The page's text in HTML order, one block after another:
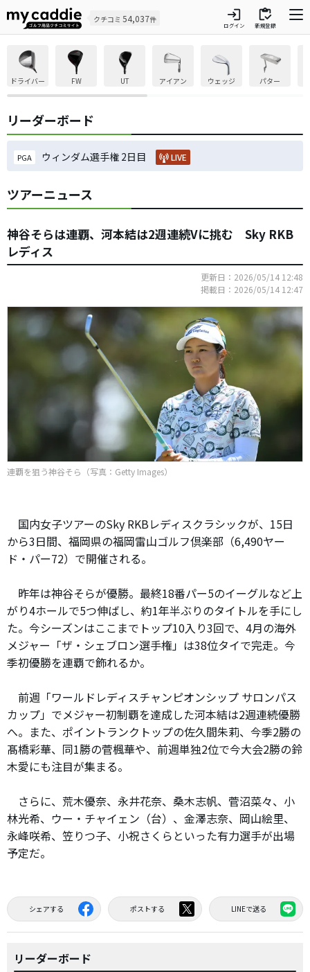
クチコミ 54,037件 login
ログイン
inventory
新規登録
ドライバー FW UT アイアン ウェッジ パター
リーダーボード
PGA ウィンダム選手権 2日目 LIVE
ツアーニュース
神谷そらは連覇、河本結は2週連続Vに挑む Sky RKB
レディス
更新日：2026/05/14 12:48
掲載日：2026/05/14 12:47
連覇を狙う神谷そら（写真：Getty Images）
国内女子ツアーのSky RKBレディスクラシックが、15日
から3日間、福岡県の福岡雷山ゴルフ倶楽部（6,490ヤー
ド・パー72）で開催される。
昨年は神谷そらが優勝。最終18番パー5のイーグルなど上
がり4ホールで5つ伸ばし、約1年半ぶりのタイトルを手にし
た。今シーズンはここまでトップ10入り3回で、4月の海外
メジャー「ザ・シェブロン選手権」は38位タイで完走。今
季初優勝を連覇で飾れるか。
前週「ワールドレディスチャンピオンシップ サロンパス
カップ」でメジャー初制覇を達成した河本結は2週連続優勝
へ。また、ポイントランクトップの佐久間朱莉、今季2勝の
髙橋彩華、同1勝の菅楓華や、前週単独2位で今大会2勝の鈴
木愛にも注目が集まる。
さらに、荒木優奈、永井花奈、桑木志帆、菅沼菜々、小
林光希、ウー・チャイェン（台）、金澤志奈、岡山絵里、
永峰咲希、笠りつ子、小祝さくらといった有力選手が出場
予定だ。
シェアする ポストする LINEで送る
リーダーボード